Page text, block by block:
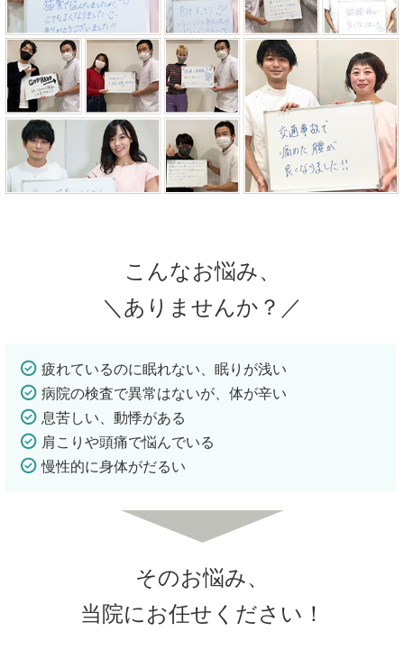
こんなお悩み、
＼ありませんか？／
疲れているのに眠れない、眠りが浅い
病院の検査で異常はないが、体が辛い
息苦しい、動悸がある
肩こりや頭痛で悩んでいる
慢性的に身体がだるい
そのお悩み、
当院にお任せください！